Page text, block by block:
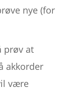
nye (for
prøv at
akkorder
være